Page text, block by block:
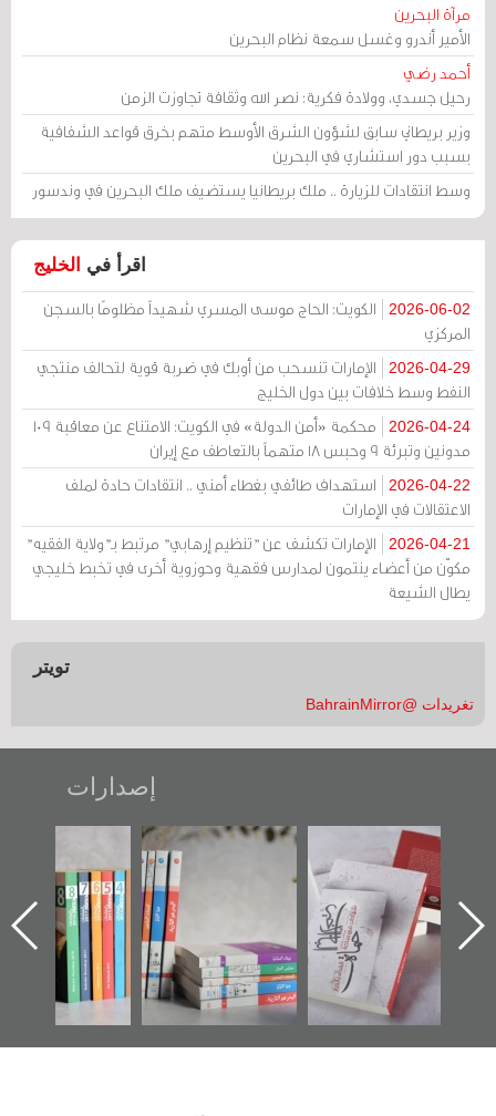
مرآة البحرين
الأمير أندرو وغسل سمعة نظام البحرين
أحمد رضي
رحيل جسدي، وولادة فكرية: نصر الله وثقافة تجاوزت الزمن
وزير بريطاني سابق لشؤون الشرق الأوسط متهم بخرق قواعد الشفافية
بسبب دور استشاري في البحرين
وسط انتقادات للزيارة .. ملك بريطانيا يستضيف ملك البحرين في وندسور
اقرأ في الخليج
2026-06-02
الكويت: الحاج موسى المسري شهيداً مظلومًا بالسجن
المركزي
2026-04-29
الإمارات تنسحب من أوبك في ضربة قوية لتحالف منتجي
النفط وسط خلافات بين دول الخليج
2026-04-24
محكمة «أمن الدولة» في الكويت: الامتناع عن معاقبة 109
مدونين وتبرئة 9 وحبس 18 متهماً بالتعاطف مع إيران
2026-04-22
استهداف طائفي بغطاء أمني .. انتقادات حادة لملف
الاعتقالات في الإمارات
2026-04-21
الإمارات تكشف عن "تنظيم إرهابي" مرتبط بـ"ولاية الفقيه"
مكوّن من أعضاء ينتمون لمدارس فقهية وحوزوية أخرى في تخبط خليجي
يطال الشيعة
تويتر
تغريدات @BahrainMirror
إصدارات
"حماة الباب الأخير":
الإصدار الأول عن
اعتصام الدراز
وأحداث ساحة
الفداء لمركز أوال
للدراسات والتوثيق
تصنيف موضوعي
للوثائق البريطانية
يقدمه «مركز أوال»
في سلسلة من 5
كتب
تصدر حصاد
الساحات 2019